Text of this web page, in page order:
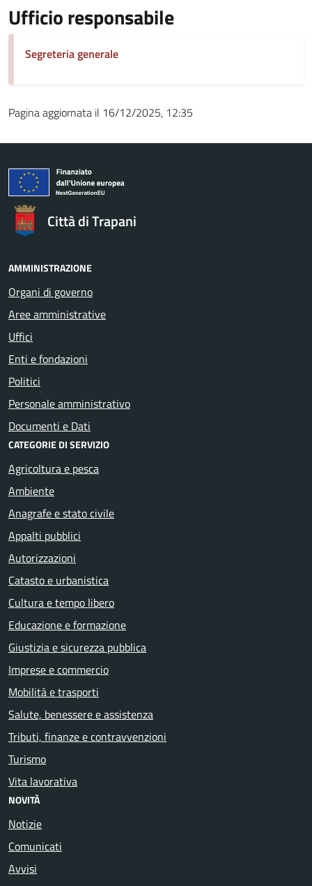
Ufficio responsabile
Segreteria generale
Pagina aggiornata il 16/12/2025, 12:35
Città di Trapani
AMMINISTRAZIONE
Organi di governo
Aree amministrative
Uffici
Enti e fondazioni
Politici
Personale amministrativo
Documenti e Dati
CATEGORIE DI SERVIZIO
Agricoltura e pesca
Ambiente
Anagrafe e stato civile
Appalti pubblici
Autorizzazioni
Catasto e urbanistica
Cultura e tempo libero
Educazione e formazione
Giustizia e sicurezza pubblica
Imprese e commercio
Mobilità e trasporti
Salute, benessere e assistenza
Tributi, finanze e contravvenzioni
Turismo
Vita lavorativa
NOVITÀ
Notizie
Comunicati
Avvisi